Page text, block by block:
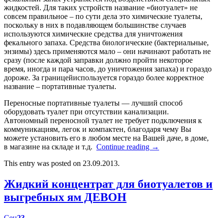
жидкостей. Для таких устройств название «биотуалет» не
совсем правильное – по сути дела это химические туалеты,
поскольку в них в подавляющем большинстве случаев
используются химические средства для уничтожения
фекального запаха. Средства биологические (бактериальные,
энзимы) здесь применяются мало – они начинают работать не
сразу (после каждой заправки должно пройти некоторое
время, иногда и пара часов, до уничтожения запаха) и гораздо
дороже. За границейиспользуется гораздо более корректное
название – портативные туалеты.
Переносные портативные туалеты — лучший способ
оборудовать туалет при отсутствии канализации.
Автономный переносной туалет не требует подключения к
коммуникациям, легок и компактен, благодаря чему Вы
можете установить его в любом месте на Вашей даче, в доме,
в магазине на складе и т.д. Continue reading →
This entry was posted on 23.09.2013.
Жидкий концентрат для биотуалетов и
выгребных ям ДЕВОН